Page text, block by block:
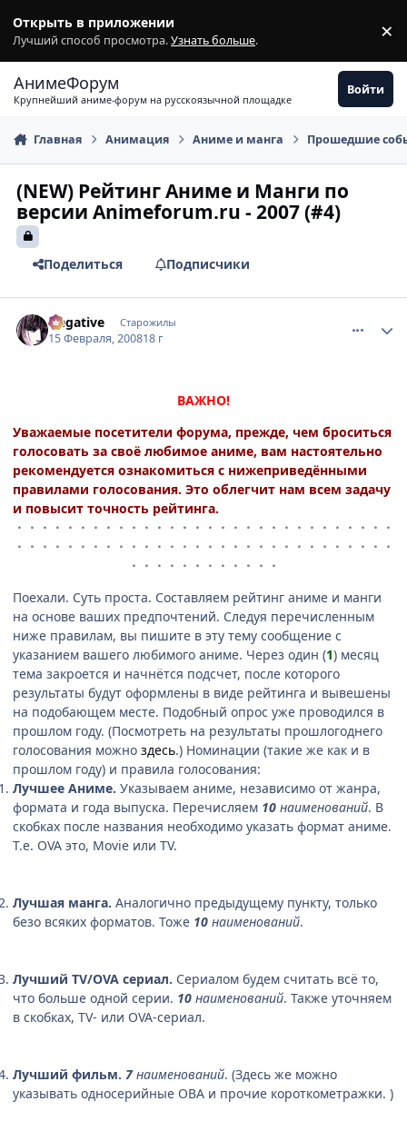
Открыть в приложении
Лучший способ просмотра.Узнать больше. ×
АнимеФорум
Крупнейший аниме-форум на русскоязычной площадке
Войти
Главная Анимация Аниме и манга Прошедшие
(NEW) Рейтинг Аниме и Манги по
версии Animeforum.ru - 2007 (#4)
Поделиться Подписчики
Negative Старожилы
15 Февраля, 200818 г
ВАЖНО!
Уважаемые посетители форума, прежде, чем броситься
голосовать за своё любимое аниме, вам настоятельно
рекомендуется ознакомиться с нижеприведёнными
правилами голосования. Это облегчит нам всем задачу
и повысит точность рейтинга.
・・・・・・・・・・・・・・・・・・・・・・・・・・・・・・
・・・・・・・・・・・・・・・・・・・・・・・・・・・・・・
・・・・・・・・・・・・
Поехали. Суть проста. Составляем рейтинг аниме и манги
на основе ваших предпочтений. Следуя перечисленным
ниже правилам, вы пишите в эту тему сообщение с
указанием вашего любимого аниме. Через один (1) месяц
тема закроется и начнётся подсчет, после которого
результаты будут оформлены в виде рейтинга и вывешены
на подобающем месте. Подобный опрос уже проводился в
прошлом году. (Посмотреть на результаты прошлогоднего
голосования можно здесь.) Номинации (такие же как и в
прошлом году) и правила голосования:
Лучшее Аниме. Указываем аниме, независимо от жанра,
формата и года выпуска. Перечисляем 10 наименований. В
скобках после названия необходимо указать формат аниме.
Т.е. OVA это, Movie или TV.
Лучшая манга. Аналогично предыдущему пункту, только
безо всяких форматов. Тоже 10 наименований.
Лучший TV/OVA сериал. Сериалом будем считать всё то,
что больше одной серии. 10 наименований. Также уточняем
в скобках, TV- или OVA-сериал.
Лучший фильм. 7наименований. (Здесь же можно
указывать односерийные ОВА и прочие короткометражки. )